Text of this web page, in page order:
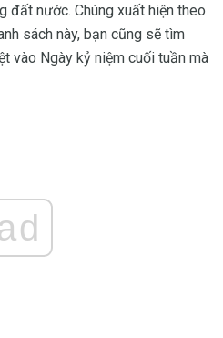
đất nước. Chúng xuất hiện theo
sách này, bạn cũng sẽ tìm
vào Ngày kỷ niệm cuối tuần mà